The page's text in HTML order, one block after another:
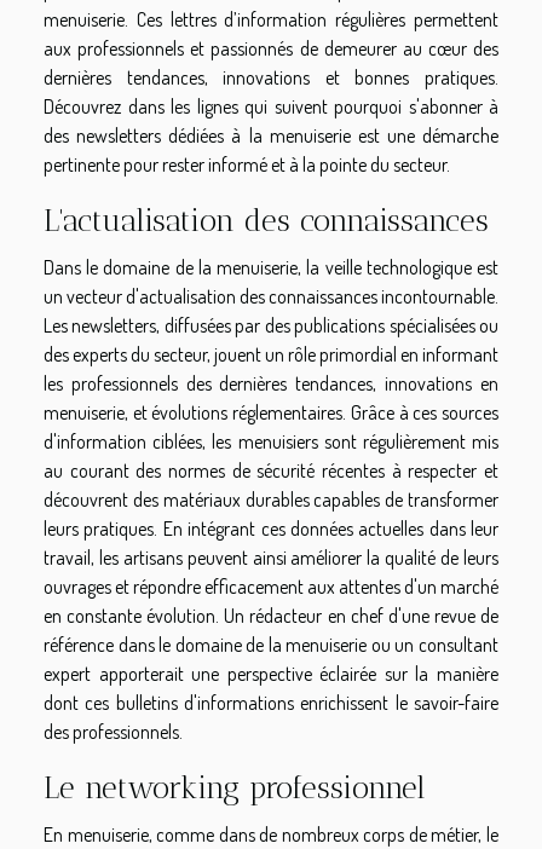
menuiserie. Ces lettres d’information régulières permettent
aux professionnels et passionnés de demeurer au cœur des
dernières tendances, innovations et bonnes pratiques.
Découvrez dans les lignes qui suivent pourquoi s'abonner à
des newsletters dédiées à la menuiserie est une démarche
pertinente pour rester informé et à la pointe du secteur.
L'actualisation des connaissances
Dans le domaine de la menuiserie, la veille technologique est
un vecteur d'actualisation des connaissances incontournable.
Les newsletters, diffusées par des publications spécialisées ou
des experts du secteur, jouent un rôle primordial en informant
les professionnels des dernières tendances, innovations en
menuiserie, et évolutions réglementaires. Grâce à ces sources
d'information ciblées, les menuisiers sont régulièrement mis
au courant des normes de sécurité récentes à respecter et
découvrent des matériaux durables capables de transformer
leurs pratiques. En intégrant ces données actuelles dans leur
travail, les artisans peuvent ainsi améliorer la qualité de leurs
ouvrages et répondre efficacement aux attentes d'un marché
en constante évolution. Un rédacteur en chef d'une revue de
référence dans le domaine de la menuiserie ou un consultant
expert apporterait une perspective éclairée sur la manière
dont ces bulletins d'informations enrichissent le savoir-faire
des professionnels.
Le networking professionnel
En menuiserie, comme dans de nombreux corps de métier, le